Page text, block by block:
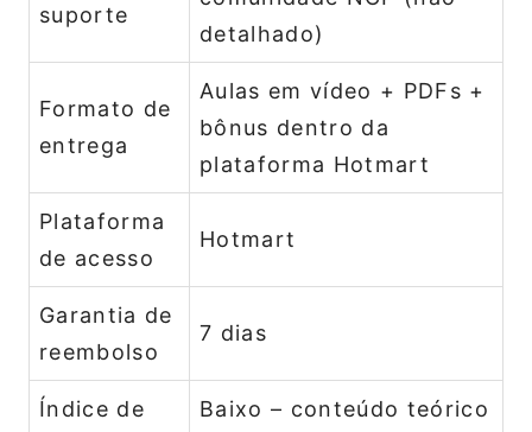
suporte
detalhado)
Formato de
entrega
Aulas em vídeo + PDFs +
bônus dentro da
plataforma Hotmart
Plataforma
de acesso
Hotmart
Garantia de
reembolso
7 dias
Índice de
Baixo – conteúdo teórico